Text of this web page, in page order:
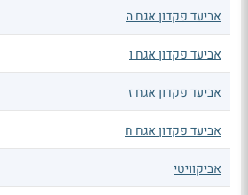
אביעד פקדון אגח ה
אביעד פקדון אגח ו
אביעד פקדון אגח ז
אביעד פקדון אגח ח
אביקוויטי